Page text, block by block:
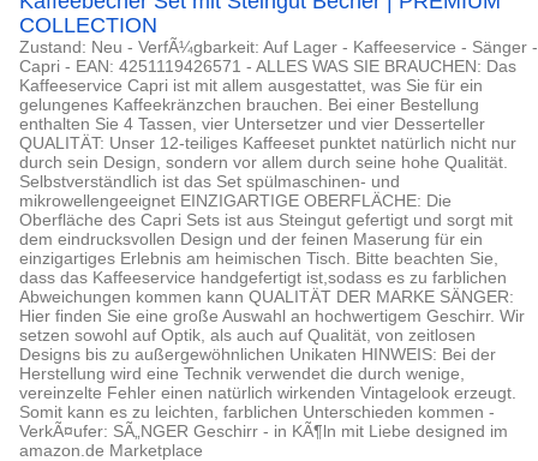
COLLECTION
Zustand: Neu - VerfÃ¼gbarkeit: Auf Lager - Kaffeeservice - Sänger -
Capri - EAN: 4251119426571 - ALLES WAS SIE BRAUCHEN: Das
Kaffeeservice Capri ist mit allem ausgestattet, was Sie für ein
gelungenes Kaffeekränzchen brauchen. Bei einer Bestellung
enthalten Sie 4 Tassen, vier Untersetzer und vier Desserteller
QUALITÄT: Unser 12-teiliges Kaffeeset punktet natürlich nicht nur
durch sein Design, sondern vor allem durch seine hohe Qualität.
Selbstverständlich ist das Set spülmaschinen- und
mikrowellengeeignet EINZIGARTIGE OBERFLÄCHE: Die
Oberfläche des Capri Sets ist aus Steingut gefertigt und sorgt mit
dem eindrucksvollen Design und der feinen Maserung für ein
einzigartiges Erlebnis am heimischen Tisch. Bitte beachten Sie,
dass das Kaffeeservice handgefertigt ist,sodass es zu farblichen
Abweichungen kommen kann QUALITÄT DER MARKE SÄNGER:
Hier finden Sie eine große Auswahl an hochwertigem Geschirr. Wir
setzen sowohl auf Optik, als auch auf Qualität, von zeitlosen
Designs bis zu außergewöhnlichen Unikaten HINWEIS: Bei der
Herstellung wird eine Technik verwendet die durch wenige,
vereinzelte Fehler einen natürlich wirkenden Vintagelook erzeugt.
Somit kann es zu leichten, farblichen Unterschieden kommen -
VerkÃ¤ufer: SÃ„NGER Geschirr - in KÃ¶ln mit Liebe designed im
amazon.de Marketplace